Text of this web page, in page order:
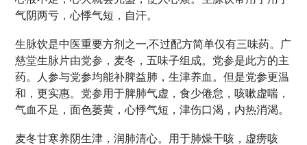
气阴两亏，心悸气短，自汗。
生脉饮是中医重要方剂之一,不过配方简单仅有三味药。广
慈堂生脉片由党参，麦冬，五味子组成。党参是此方的主
药。人参与党参均能补脾益肺，生津养血。但是党参更温
和，更实惠。党参用于脾肺气虚，食少倦怠，咳嗽虚喘，
气血不足，面色萎黄，心悸气短，津伤口渴，内热消渴。
麦冬甘寒养阴生津，润肺清心。用于肺燥干咳，虚痨咳